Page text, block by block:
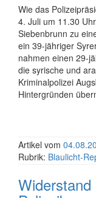
Wie das
4. Juli um 11.30
Siebenbrunn zu
ein 39-jähriger
nahmen einen 29-
die syrische und
Kriminalpolizei
Hinter­gründen
Artikel vom
Rubrik: Blaulicht-